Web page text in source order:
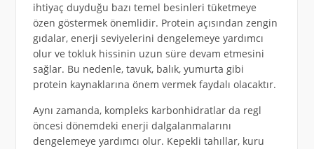
ihtiyaç duyduğu bazı temel besinleri tüketmeye
özen göstermek önemlidir. Protein açısından zengin
gıdalar, enerji seviyelerini dengelemeye yardımcı
olur ve tokluk hissinin uzun süre devam etmesini
sağlar. Bu nedenle, tavuk, balık, yumurta gibi
protein kaynaklarına önem vermek faydalı olacaktır.
Aynı zamanda, kompleks karbonhidratlar da regl
öncesi dönemdeki enerji dalgalanmalarını
dengelemeye yardımcı olur. Kepekli tahıllar, kuru